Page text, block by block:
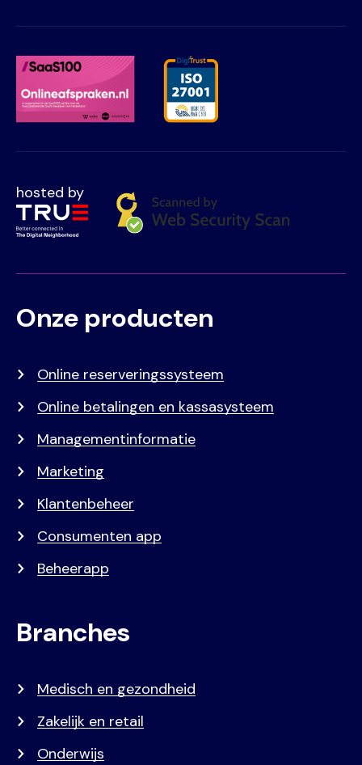
hosted by
Voet
Primair
Onze producten
Online reserveringssysteem
Online betalingen en kassasysteem
Managementinformatie
Marketing
Klantenbeheer
Consumenten app
Beheerapp
Branches
Medisch en gezondheid
Zakelijk en retail
Onderwijs